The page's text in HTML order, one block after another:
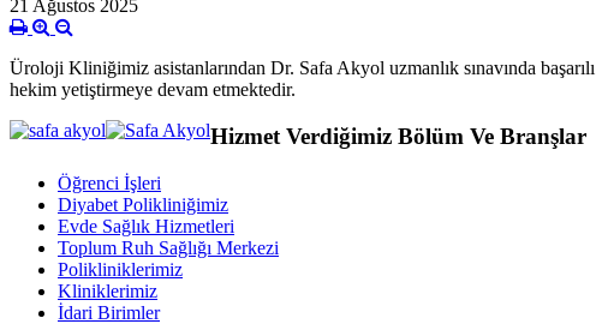
21 Ağustos 2025
Üroloji Kliniğimiz asistanlarından Dr. Safa Akyol uzmanlık sınavında
hekim yetiştirmeye devam etmektedir.
Hizmet Verdiğimiz Bölüm Ve Branşlar
Öğrenci İşleri
Diyabet Polikliniğimiz
Evde Sağlık Hizmetleri
Toplum Ruh Sağlığı Merkezi
Polikliniklerimiz
Kliniklerimiz
İdari Birimler